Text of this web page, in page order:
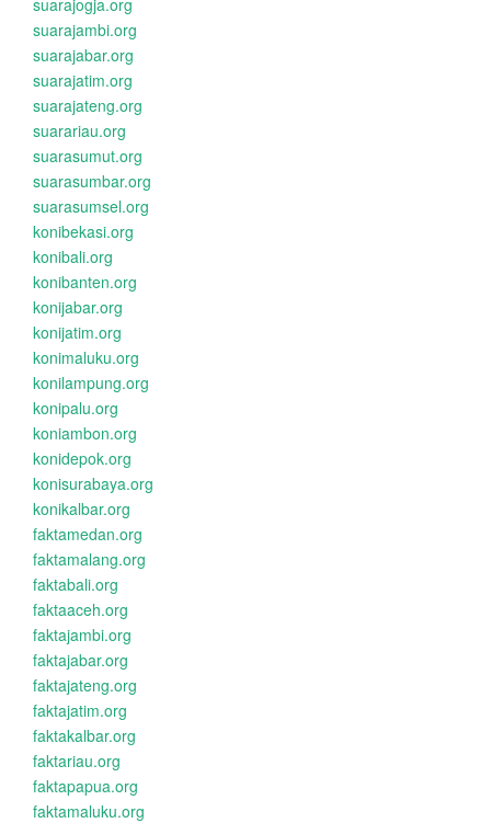
suarajogja.org
suarajambi.org
suarajabar.org
suarajatim.org
suarajateng.org
suarariau.org
suarasumut.org
suarasumbar.org
suarasumsel.org
konibekasi.org
konibali.org
konibanten.org
konijabar.org
konijatim.org
konimaluku.org
konilampung.org
konipalu.org
koniambon.org
konidepok.org
konisurabaya.org
konikalbar.org
faktamedan.org
faktamalang.org
faktabali.org
faktaaceh.org
faktajambi.org
faktajabar.org
faktajateng.org
faktajatim.org
faktakalbar.org
faktariau.org
faktapapua.org
faktamaluku.org